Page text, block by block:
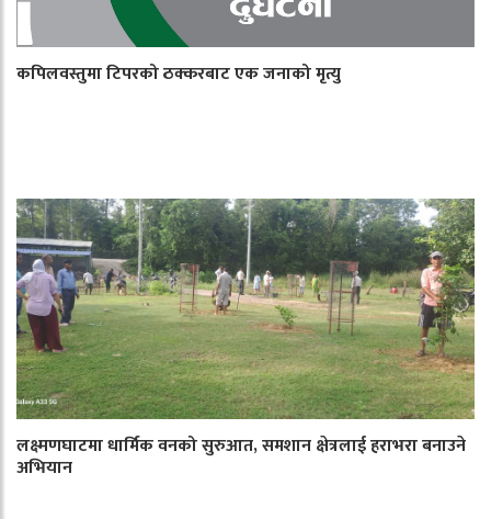
कपिलवस्तुमा टिपरको ठक्करबाट एक जनाको मृत्यु
लक्ष्मणघाटमा धार्मिक वनको सुरुआत, समशान क्षेत्रलाई हराभरा बनाउने
अभियान